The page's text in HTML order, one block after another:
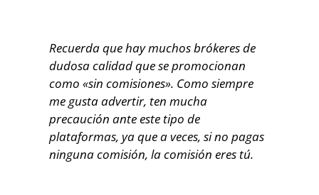
Recuerda que hay muchos brókeres de
dudosa calidad que se promocionan
como «sin comisiones». Como siempre
me gusta advertir, ten mucha
precaución ante este tipo de
plataformas, ya que a veces, si no pagas
ninguna comisión, la comisión eres tú.